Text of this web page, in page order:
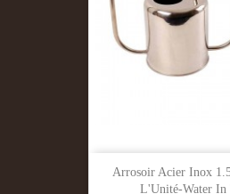
Arrosoir Acier Inox
L'Unité-Water In